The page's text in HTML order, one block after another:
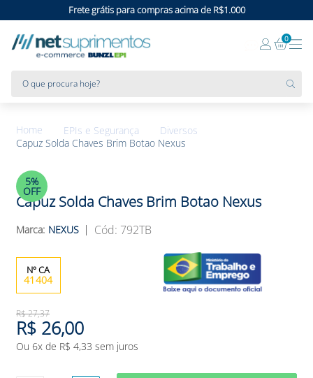
Frete grátis para compras acima de R$1.000
0
EPIs e Segurança
Diversos
Capuz Solda Chaves Brim Botao Nexus
5%
OFF
Capuz Solda Chaves Brim Botao Nexus
NEXUS : 792TB
41404
R$27,37
R$ 26,00
Ou 6x de R$ 4,33 sem juros